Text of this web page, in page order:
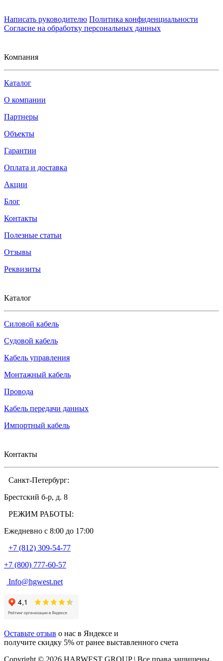
Написать руководителю Политика конфиденциальности
Согласие на обработку персональных данных
Компания
Каталог
О компании
Партнеры
Объекты
Гарантии
Оплата и доставка
Акции
Блог
Контакты
Полезные статьи
Отзывы
Реквизиты
Каталог
Силовой кабель
Судовой кабель
Кабель управления
Монтажный кабель
Провода
Кабель передачи данных
Импортный кабель
Контакты
Санкт-Петербург:
Брестский б-р, д. 8
РЕЖИМ РАБОТЫ:
Ежедневно c 8:00 до 17:00
+7 (812) 309-54-77
+7 (800) 777-60-57
Info@hgwest.net
Оставьте отзыв о нас в Яндексе и
получите скидку 5% от ранее выставленного счета
Copyright © 2026 HARWEST GROUP | Все права защищены